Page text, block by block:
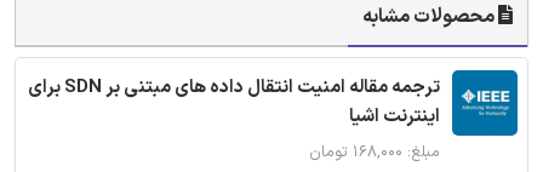
محصولات مشابه
ترجمه مقاله امنیت انتقال داده های مبتنی بر SDN برای
اینترنت اشیا
مبلغ: ۱۶۸,۰۰۰ تومان